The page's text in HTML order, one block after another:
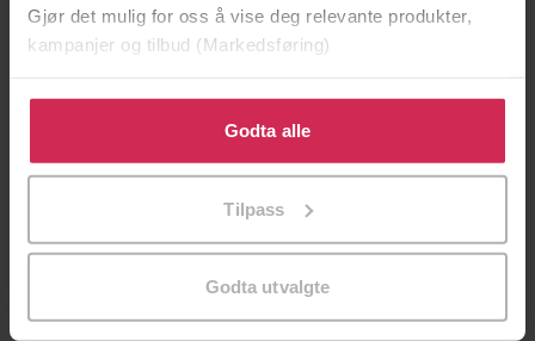
Gjør det mulig for oss å vise deg relevante produkter,
kampanjer og tilbud (Markedsføring)
Klikk på «Godta alle» for å gi oss ditt samtykke til å
bruke cookies for alle disse formålene. Du kan også
tilpasse ditt samtykke til spesifikke formål ved å klikke
Godta alle
Tilpass
Godta utvalgte
177,-
Monolithic Undertow